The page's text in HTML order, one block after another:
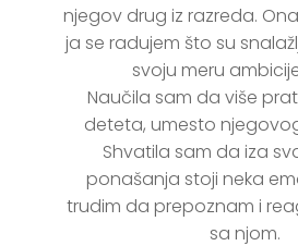
njegov drug iz razreda.
ja se radujem što su
svoju meru
Naučila sam da više
deteta, umesto
Shvatila sam da iza
ponašanja stoji neka
trudim da prepoznam i
sa njom.